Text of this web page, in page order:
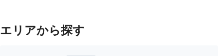
エリアから探す